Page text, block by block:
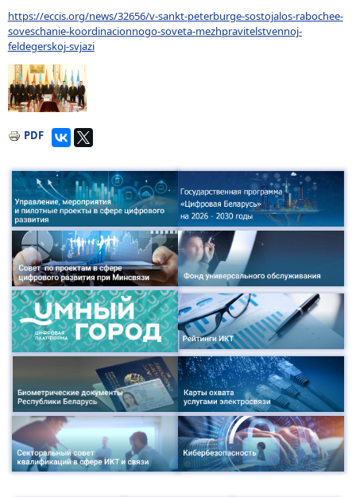
https://eccis.org/news/32656/v-sankt-peterburge-sostojalos-rabochee-
soveschanie-koordinacionnogo-soveta-mezhpravitelstvennoj-
feldegerskoj-svjazi
Изображение
PDF